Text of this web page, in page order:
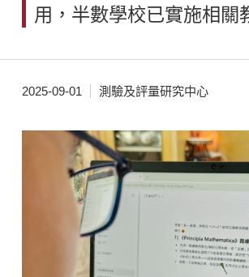
用，半數學校已實施相關
2025-09-01 測驗及評量研究中心